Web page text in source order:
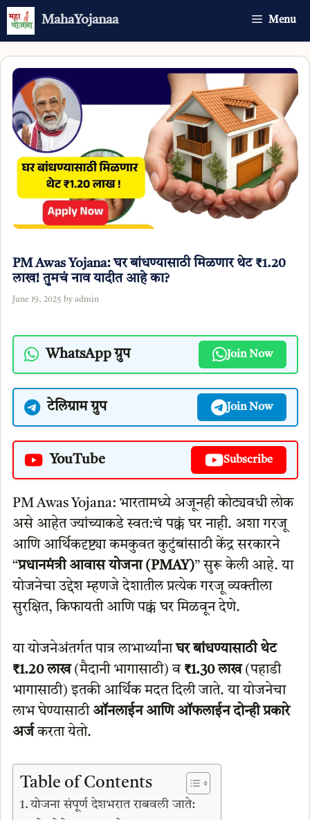
Skip
MahaYojanaa Menu
PM Awas Yojana: घर बांधण्यासाठी मिळणार थेट ₹1.20
लाख! तुमचं नाव यादीत आहे का?
June 19, 2025 by admin
WhatsApp ग्रुप Join Now
टेलिग्राम ग्रुप Join Now
YouTube Subscribe
PM Awas Yojana: भारतामध्ये अजूनही कोट्यवधी लोक
असे आहेत ज्यांच्याकडे स्वत:चं पक्कं घर नाही. अशा गरजू
आणि आर्थिकदृष्ट्या कमकुवत कुटुंबांसाठी केंद्र सरकारने
“प्रधानमंत्री आवास योजना (PMAY)” सुरू केली आहे. या
योजनेचा उद्देश म्हणजे देशातील प्रत्येक गरजू व्यक्तीला
सुरक्षित, किफायती आणि पक्कं घर मिळवून देणे.
या योजनेअंतर्गत पात्र लाभार्थ्यांनाघर बांधण्यासाठी थेट
₹1.20 लाख(मैदानी भागासाठी) व ₹1.30 लाख(पहाडी
भागासाठी) इतकी आर्थिक मदत दिली जाते. या योजनेचा
लाभ घेण्यासाठी ऑनलाईन आणि ऑफलाईन दोन्ही प्रकारे
अर्जकरता येतो.
Table of Contents
योजना संपूर्ण देशभरात राबवली जाते: